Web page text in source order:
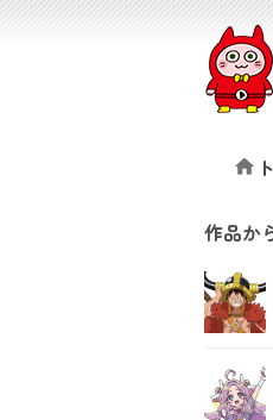
作品か